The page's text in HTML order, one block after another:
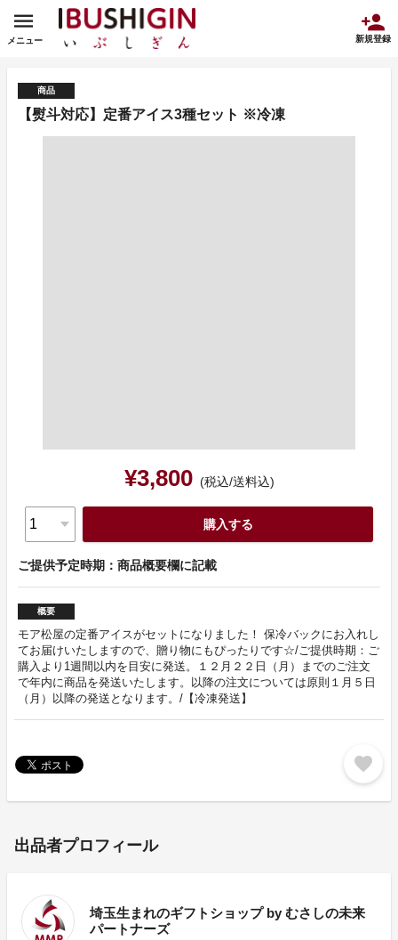
メニュー 新規登録
商品
【熨斗対応】定番アイス3種セット ※冷凍
¥3,800 (税込/送料込)
購入する
ご提供予定時期：商品概要欄に記載
概要
モア松屋の定番アイスがセットになりました！ 保冷バックにお入れし
てお届けいたしますので、贈り物にもぴったりです☆/ご提供時期：ご
購入より1週間以内を目安に発送。１２月２２日（月）までのご注文
で年内に商品を発送いたします。以降の注文については原則１月５日
（月）以降の発送となります。/【冷凍発送】
favorite
出品者プロフィール
埼玉生まれのギフトショップ by むさしの未来
パートナーズ